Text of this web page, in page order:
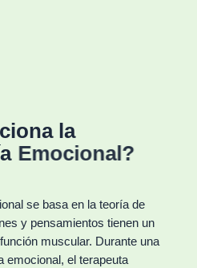
la
Emocional?
se basa en la teoría de
y pensamientos tienen un
muscular. Durante una
emocional, el terapeuta